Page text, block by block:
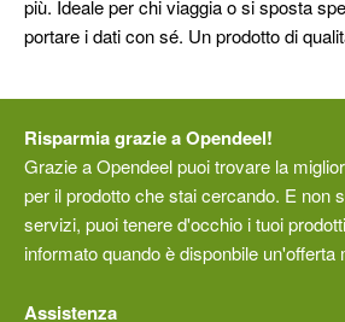
più. Ideale per chi viaggia o si sposta
portare i dati con sé. Un prodotto di
Risparmia grazie a Opendeel!
Grazie a Opendeel puoi trovare la
per il prodotto che stai cercando. E non
servizi, puoi tenere d'occhio i tuoi
informato quando è disponbile un'offerta
Assistenza